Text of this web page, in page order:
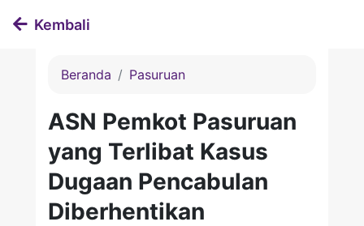
Kembali
Beranda Pasuruan
ASN Pemkot Pasuruan
yang Terlibat Kasus
Dugaan Pencabulan
Diberhentikan